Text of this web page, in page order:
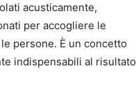
acusticamente,
per accogliere le
persone. È un concetto
indispensabili al risultato